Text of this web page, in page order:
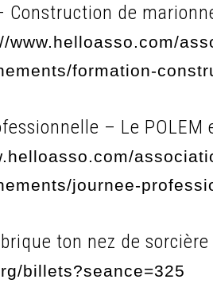
Construction de
www.helloasso.com/
formation-
– Le
journee-
ton nez de
billets?seance=325